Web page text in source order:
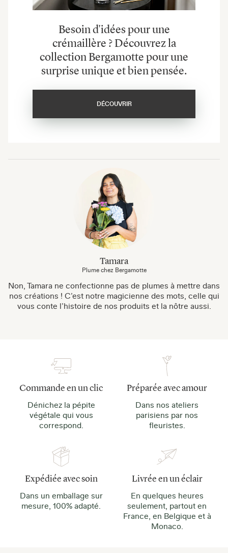
Besoin d'idées pour une
crémaillère ? Découvrez la
collection Bergamotte pour une
surprise unique et bien pensée.
DÉCOUVRIR
Tamara
Plume chez Bergamotte
Non, Tamara ne confectionne pas de plumes à mettre dans
nos créations ! C’est notre magicienne des mots, celle qui
vous conte l’histoire de nos produits et la nôtre aussi.
Commande en un clic
Dénichez la pépite
végétale qui vous
correspond.
Préparée avec amour
Dans nos ateliers
parisiens par nos
fleuristes.
Expédiée avec soin
Dans un emballage sur
mesure, 100% adapté.
Livrée en un éclair
En quelques heures
seulement, partout en
France, en Belgique et à
Monaco.